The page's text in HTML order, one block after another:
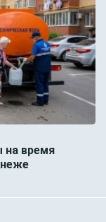
на время